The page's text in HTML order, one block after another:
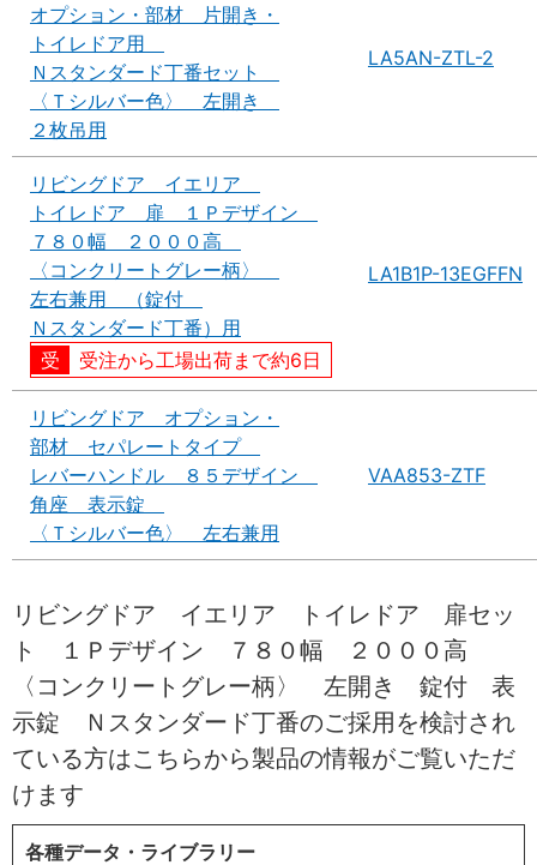
オプション・部材 片開き・
トイレドア用
Ｎスタンダード丁番セット
〈Ｔシルバー色〉 左開き
２枚吊用
LA5AN-ZTL-2
リビングドア イエリア
トイレドア 扉 １Ｐデザイン
７８０幅 ２０００高
〈コンクリートグレー柄〉
左右兼用 （錠付
Ｎスタンダード丁番）用
受注から工場出荷まで約6日
LA1B1P-13EGFFN
リビングドア オプション・
部材 セパレートタイプ
レバーハンドル ８５デザイン
角座 表示錠
〈Ｔシルバー色〉 左右兼用
VAA853-ZTF
リビングドア イエリア トイレドア 扉セッ
ト １Ｐデザイン ７８０幅 ２０００高
〈コンクリートグレー柄〉 左開き 錠付 表
示錠 Ｎスタンダード丁番のご採用を検討され
ている方はこちらから製品の情報がご覧いただ
けます
各種データ・ライブラリー